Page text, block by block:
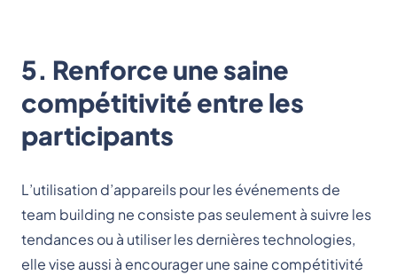
5. Renforce une saine
compétitivité entre les
participants
L’utilisation d’appareils pour les événements de
team building ne consiste pas seulement à suivre les
tendances ou à utiliser les dernières technologies,
elle vise aussi à encourager une saine compétitivité